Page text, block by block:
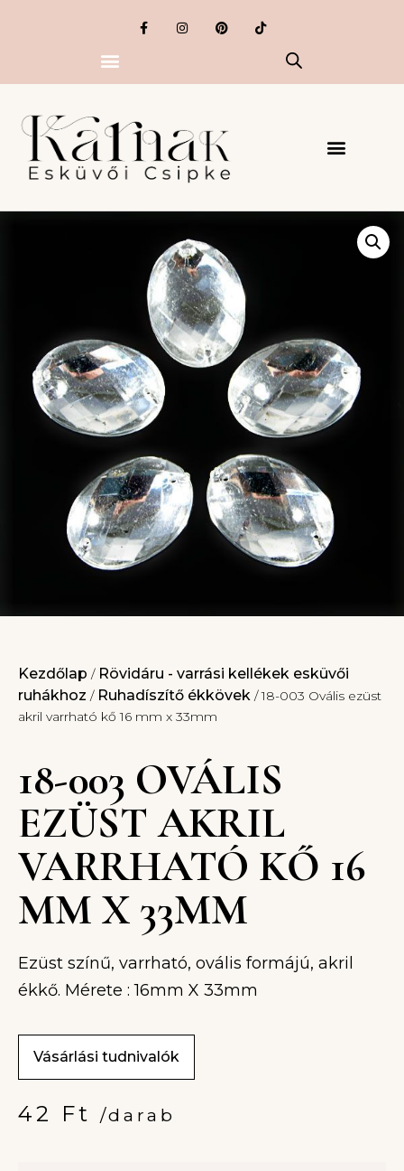
Kezdőlap / Rövidáru - varrási kellékek esküvői
ruhákhoz / Ruhadíszítő ékkövek / 18-003 Ovális ezüst
akril varrható kő 16 mm x 33mm
18-003 OVÁLIS
EZÜST AKRIL
VARRHATÓ KŐ 16
MM X 33MM
Ezüst színű, varrható, ovális formájú, akril
ékkő. Mérete : 16mm X 33mm
Vásárlási tudnivalók
42 Ft /darab